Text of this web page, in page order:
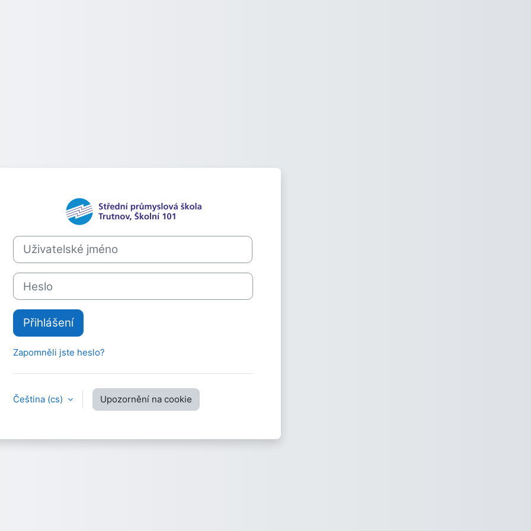
Přihlášení do Moodle Střední průmyslová
Uživatelské jméno
Heslo
Přihlášení
Zapomněli jste heslo?
Čeština ‎(cs)‎ Upozornění na cookie